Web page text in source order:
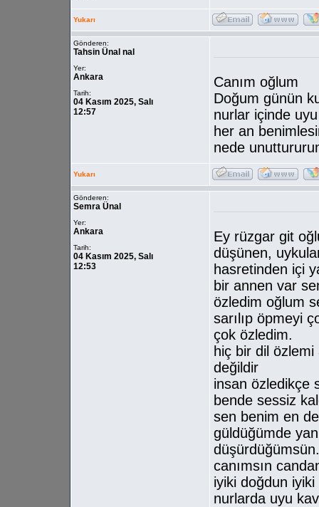
Yukarı
Gönderen:
Tahsin Ünal nal
Yer:
Ankara
Tarih:
04 Kasım 2025, Salı
12:57
Canım oğlum
Doğum günün
nurlar içinde uyu
her an
nede
Yukarı
Gönderen:
Semra Ünal
Yer:
Ankara
Tarih:
04 Kasım 2025, Salı
12:53
Ey rüzgar git
düşünen,
hasretinden içi
bir annen var
özledim oğlum
sarılıp öpmeyi
çok özledim.
hiç bir dil özlemi
değildir
insan özledikçe
bende sessiz
sen benim en
güldüğümde
düşürdüğümsün.
canımsın
iyiki doğdun
nurlarda uyu